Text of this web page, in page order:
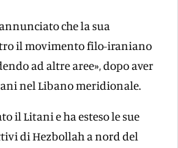
che la sua
il movimento filo-iraniano
ad altre aree», dopo aver
nel Libano meridionale.
il Litani e ha esteso le sue
di Hezbollah a nord del